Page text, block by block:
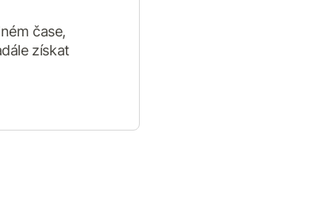
čase,
získat